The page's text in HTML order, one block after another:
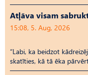
Atļāva visam
15:08, 5. Aug, 2026
“Labi, ka beidzot
skatīties, kā tā ēka